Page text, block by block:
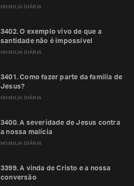
HOMILIA DIÁRIA
HOMILIA DIÁRIA
3402. O exemplo vivo de que a
santidade não é impossível
HOMILIA DIÁRIA
3401. Como fazer parte da família de
Jesus?
HOMILIA DIÁRIA
3400. A severidade de Jesus contra
a nossa malícia
3399. A vinda de Cristo e a nossa
conversão